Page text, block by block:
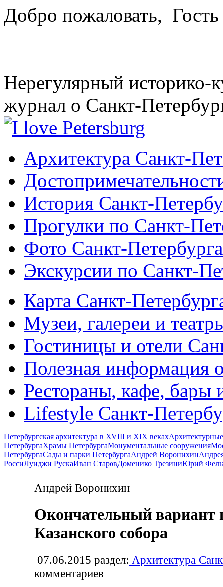
Добро пожаловать, Гость
Нерегулярный историко-
журнал о Санкт-
Архитектура Санкт-
История Санкт-
Прогулки по Санкт-
Фото Санкт-Петербурга
Экскурсии по Санкт-
Карта Санкт-
Музеи, галереи и
Гостиницы и отели
Полезная информация
Рестораны, кафе, бары
Lifestyle Санкт-
Петербургская архитектура в XVIII и XIX веках
ПетербургаХрамы ПетербургаМонументальные сооружения
ПетербургаСады и парки ПетербургаАндрей Воронихин
РоссиЛуиджи РускаИван СтаровДоменико ТрезиниЮрий
Андрей Воронихин
Окончательный вариант
Казанского собора
07.06.2015 раздел: Архитектура
комментариев